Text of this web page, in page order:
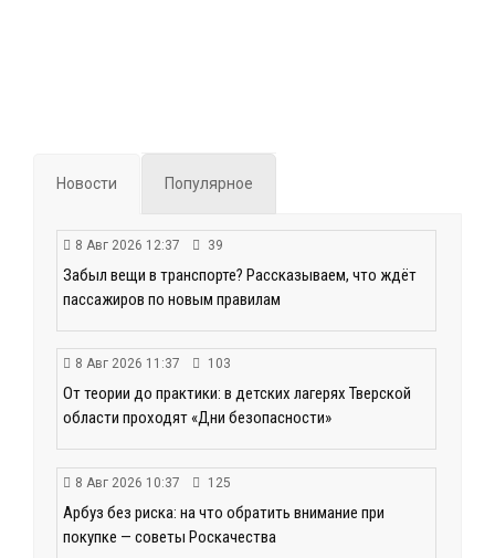
Новости Популярное
8 Авг 2026 12:37 39
Забыл вещи в транспорте? Рассказываем, что ждёт
пассажиров по новым правилам
8 Авг 2026 11:37 103
От теории до практики: в детских лагерях Тверской
области проходят «Дни безопасности»
8 Авг 2026 10:37 125
Арбуз без риска: на что обратить внимание при
покупке — советы Роскачества